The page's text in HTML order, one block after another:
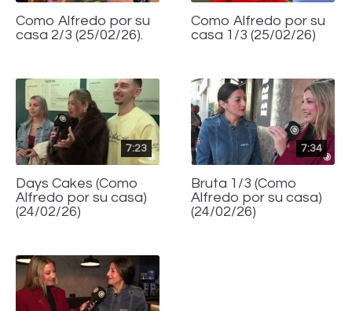
Como Alfredo por su
casa 2/3 (25/02/26).
Como Alfredo por su
casa 1/3 (25/02/26)
7:23
Days Cakes (Como
Alfredo por su casa)
(24/02/26)
7:34
Bruta 1/3 (Como
Alfredo por su casa)
(24/02/26)